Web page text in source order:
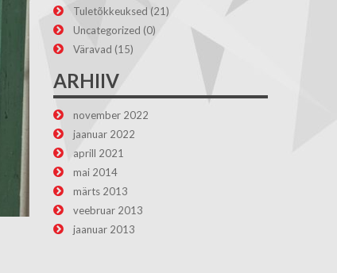
Tuletõkkeuksed (21)
Uncategorized (0)
Väravad (15)
ARHIIV
november 2022
jaanuar 2022
aprill 2021
mai 2014
märts 2013
veebruar 2013
jaanuar 2013